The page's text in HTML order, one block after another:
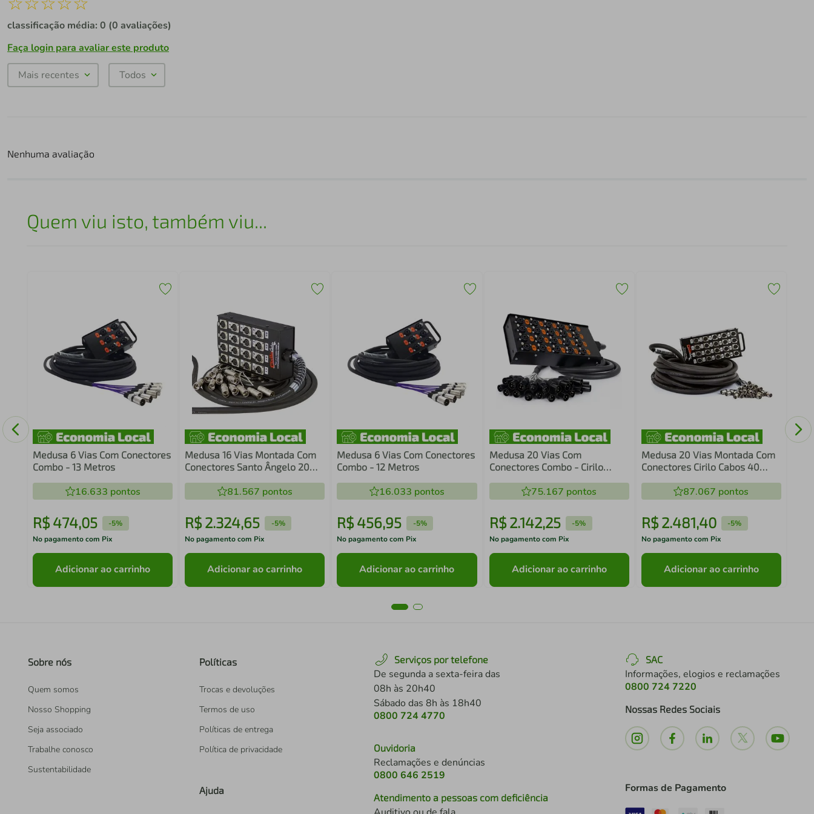
classificação média: 0 (0 avaliações)
Faça login para avaliar este produto
Mais recentes Todos
Nenhuma avaliação
Quem viu isto, também viu...
Medusa 6 Vias Com Conectores
Combo - 13 Metros
16.633 pontos
R$ 474,05 -5%
No pagamento com Pix
Adicionar ao carrinho
Medusa 16 Vias Montada Com
Conectores Santo Ângelo 20
81.567 pontos
R$ 2.324,65 -5%
No pagamento com Pix
Adicionar ao carrinho
Medusa 6 Vias Com Conectores
Combo - 12 Metros
16.033 pontos
R$456,95 -5%
No pagamento com Pix
Adicionar ao carrinho
Medusa 20 Vias Com
Conectores Combo - Cirilo
75.167 pontos
R$ 2.142,25 -5%
No pagamento com Pix
Adicionar ao carrinho
Medusa 20 Vias Montada Com
Conectores Cirilo Cabos 40
87.067 pontos
R$ 2.481,40 -5%
No pagamento com Pix
Adicionar ao carrinho
Sobre nós
Quem somos
Nosso Shopping
Seja associado
Trabalhe conosco
Sustentabilidade
Políticas
Trocas e devoluções
Termos de uso
Políticas de entrega
Política de privacidade
Ajuda
Serviços por telefone
De segunda a sexta-feira das
08h às 20h40
Sábado das 8h às 18h40
0800 724 4770
Ouvidoria
Reclamações e denúncias
0800 646 2519
Atendimento a pessoas com deficiência
SAC
Informações, elogios e reclamações
0800 724 7220
Nossas Redes Sociais
Formas de Pagamento